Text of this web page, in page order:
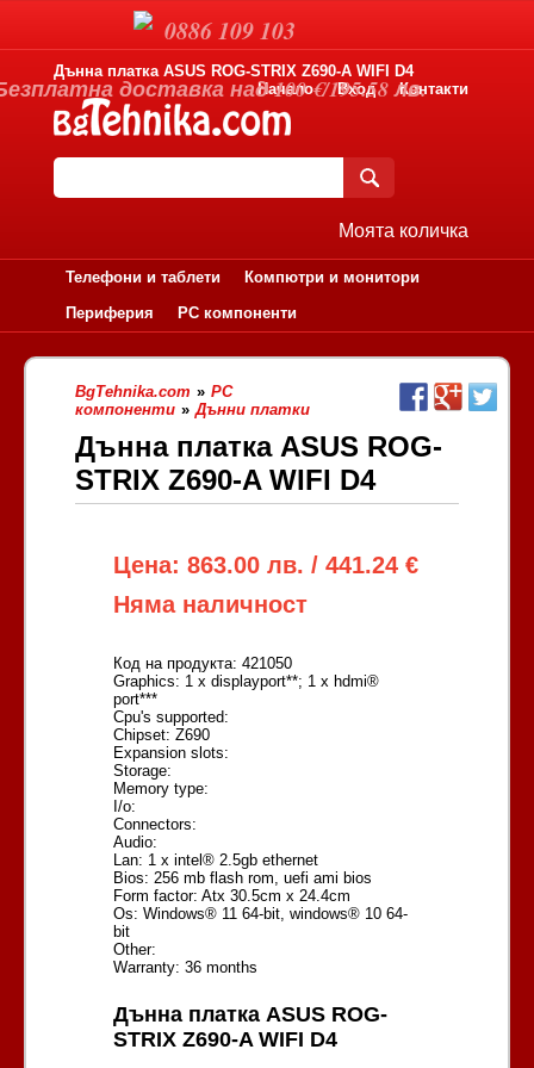
Дънна платка ASUS ROG-STRIX Z690-A WIFI D4
Начало
Вход Контакти
Моята количка
Телефони и таблети
Компютри и монитори
Периферия
PC компоненти
BgTehnika.com » PC
компоненти » Дънни платки
Дънна платка ASUS ROG-
STRIX Z690-A WIFI D4
Цена: 863.00 лв. / 441.24 €
Няма наличност
Код на продукта: 421050
Graphics: 1 x displayport**; 1 x hdmi®
port***
Cpu's supported:
Chipset: Z690
Expansion slots:
Storage:
Memory type:
I/o:
Connectors:
Audio:
Lan: 1 x intel® 2.5gb ethernet
Bios: 256 mb flash rom, uefi ami bios
Form factor: Atx 30.5cm x 24.4cm
Os: Windows® 11 64-bit, windows® 10 64-
bit
Other:
Warranty: 36 months
Дънна платка ASUS ROG-
STRIX Z690-A WIFI D4
0886 109 103
доставка над 100 €/195.58 лв.